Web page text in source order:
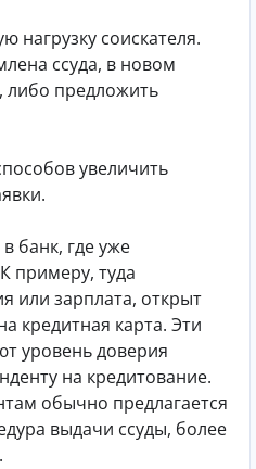
нагрузку соискателя.
ссуда, в новом
либо предложить
увеличить
банк, где уже
примеру, туда
или зарплата, открыт
кредитная карта. Эти
уровень доверия
на кредитование.
обычно предлагается
выдачи ссуды, более